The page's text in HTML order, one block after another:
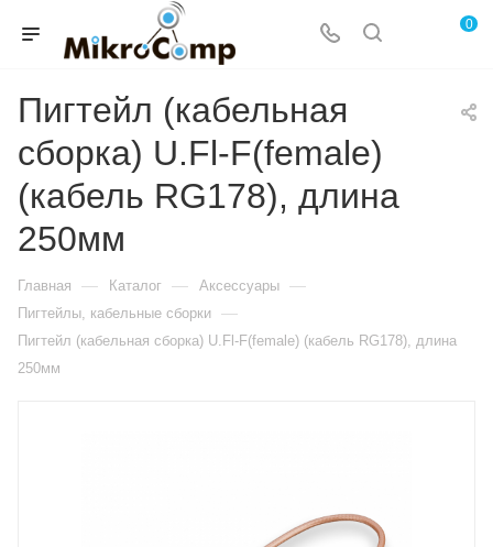
0
Пигтейл (кабельная
сборка) U.Fl-F(female)
(кабель RG178), длина
250мм
Главная — Каталог — Аксессуары —
Пигтейлы, кабельные сборки —
Пигтейл (кабельная сборка) U.Fl-F(female) (кабель RG178), длина
250мм